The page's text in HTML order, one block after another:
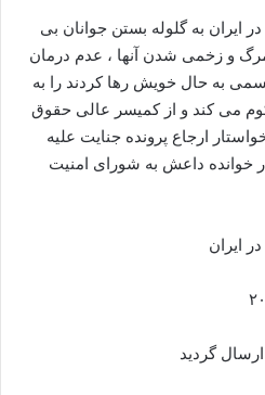
ایران به گلوله بستن جوانان بی
و زخمی شدن آنها ، عدم درمان
به حال خویش رها کردند را به
می کند و از کمیسر عالی حقوق
ارجاع پرونده جنایت علیه
خوانده داعش به شورای امنیت
ایران
گردید